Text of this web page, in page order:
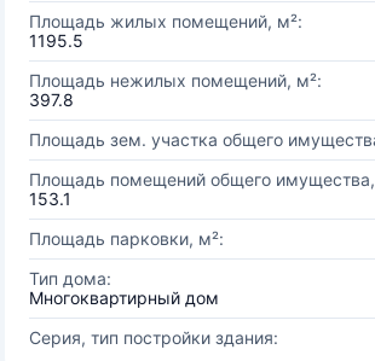
Площадь жилых помещений, м²:
1195.5
Площадь нежилых помещений, м²:
397.8
Площадь зем. участка общего
Площадь помещений общего
153.1
Площадь парковки, м²:
Тип дома:
Многоквартирный дом
Серия, тип постройки здания: